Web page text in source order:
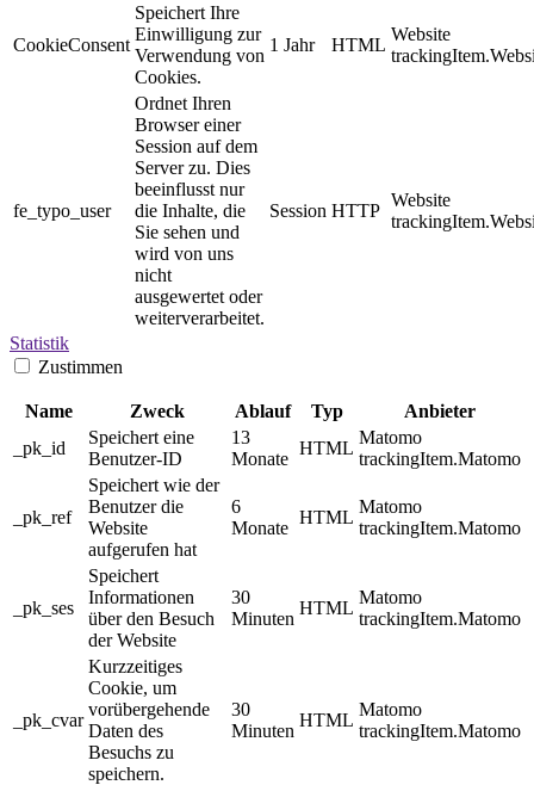
CookieConsent
Speichert Ihre
Einwilligung zur
Verwendung von
Cookies.
1 Jahr HTML
Website
fe_typo_user
Ordnet Ihren
Browser einer
Session auf dem
Server zu. Dies
beeinflusst nur
die Inhalte, die
Sie sehen und
wird von uns
nicht
ausgewertet oder
weiterverarbeitet.
Session HTTP
Website
Statistik
Zustimmen
Name Zweck Ablauf Typ
Anbieter
_pk_id
Speichert eine
Benutzer-ID
13
Monate
HTML
Matomo
trackingItem.Matomo
_pk_ref
Speichert wie der
Benutzer die
Website
aufgerufen hat
6
Monate
HTML
Matomo
trackingItem.Matomo
_pk_ses
Speichert
Informationen
über den Besuch
der Website
30
Minuten
HTML
Matomo
trackingItem.Matomo
_pk_cvar
Kurzzeitiges
Cookie, um
vorübergehende
Daten des
Besuchs zu
speichern.
30
Minuten
HTML
Matomo
trackingItem.Matomo